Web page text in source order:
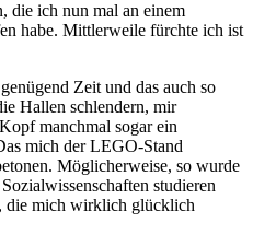
die ich nun mal an einem
habe. Mittlerweile fürchte ich ist
Zeit und das auch so
Hallen schlendern, mir
manchmal sogar ein
mich der LEGO-Stand
Möglicherweise, so wurde
studieren
die mich wirklich glücklich